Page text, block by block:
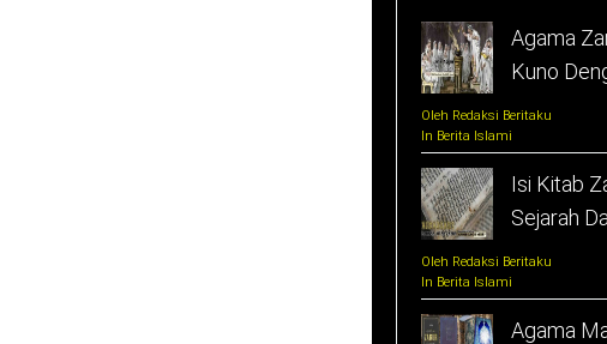
Agama
Kuno
Oleh Redaksi Beritaku
In Berita Islami
Isi Kitab
Sejarah
Oleh Redaksi Beritaku
In Berita Islami
Agama